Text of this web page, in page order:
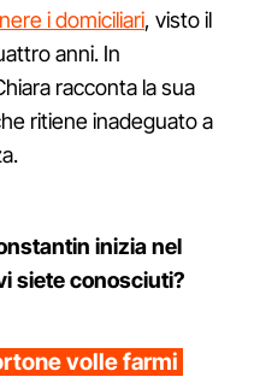
i domiciliari, visto il
anni. In
racconta la sua
ritiene inadeguato a
inizia nel
siete conosciuti?
volle farmi